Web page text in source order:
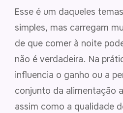
Esse é um daqueles
simples, mas carregam
de que comer à noite
não é verdadeira. Na
influencia o ganho ou a
conjunto da alimentação
assim como a qualidade